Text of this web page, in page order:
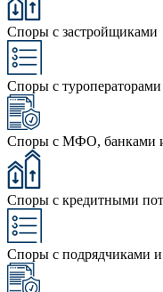
Споры с застройщиками
Споры с туроператорами
Споры с МФО, банками
Споры с кредитными
Споры с подрядчиками